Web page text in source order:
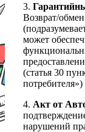
3.
Возврат/
может
(статья 30
потребителя»)
4. Акт от
нарушений